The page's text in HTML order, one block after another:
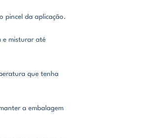
pincel da aplicação.
e misturar até
que tenha
a embalagem